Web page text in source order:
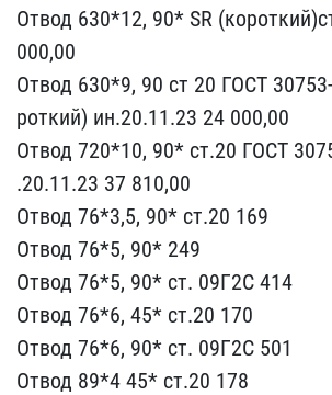
Отвод 630*12, 90* SR​
000,00
Отвод 630*9, 90 с​т 20 ГОСТ
роткий) ин.20.11.23 24 0​00,00
Отвод 720*10, 90* ​ст.20 ГОСТ
.20.11.23 37 810,00
Отво​д 76*3,5, 90* ст.20 169
​Отвод 76*5, 90* 249
Отво​д 76*5, 90* ст. 09Г2С 41​4
Отвод 76*6, 45* ст.20 ​170
Отвод 76*6, 90* ст. ​09Г2С 501
Отвод 89*4 45*​ ст.20 178